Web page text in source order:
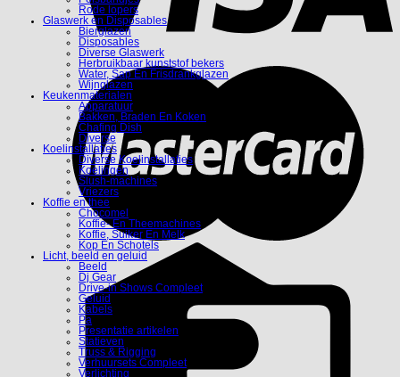
Rode lopers
Glaswerk en Disposables
Bierglazen
Disposables
Diverse Glaswerk
Herbruikbaar kunststof bekers
Water, Sap En Frisdrankglazen
Wijnglazen
Keukenmaterialen
Apparatuur
Bakken, Braden En Koken
Chafing Dish
Diverse
Koelinstallaties
Diverse Koelinstallaties
Koelingen
Slush-machines
Vriezers
Koffie en thee
Chocomel
Koffie- En Theemachines
Koffie, Suiker En Melk
Kop En Schotels
Licht, beeld en geluid
Beeld
Dj Gear
Drive-in Shows Compleet
Geluid
Kabels
Pa
Presentatie artikelen
Statieven
Truss & Rigging
Verhuursets Compleet
Verlichting